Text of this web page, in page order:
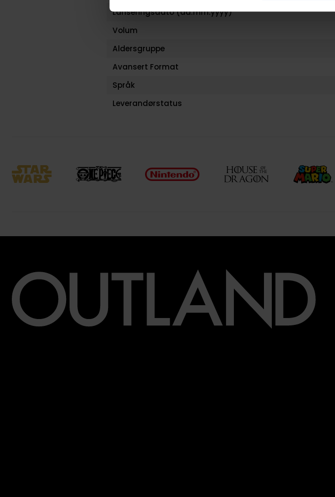
Lanseringsdato (dd.mm.yyyy)
Volum
Aldersgruppe
Avansert Format
Språk
Leverandørstatus